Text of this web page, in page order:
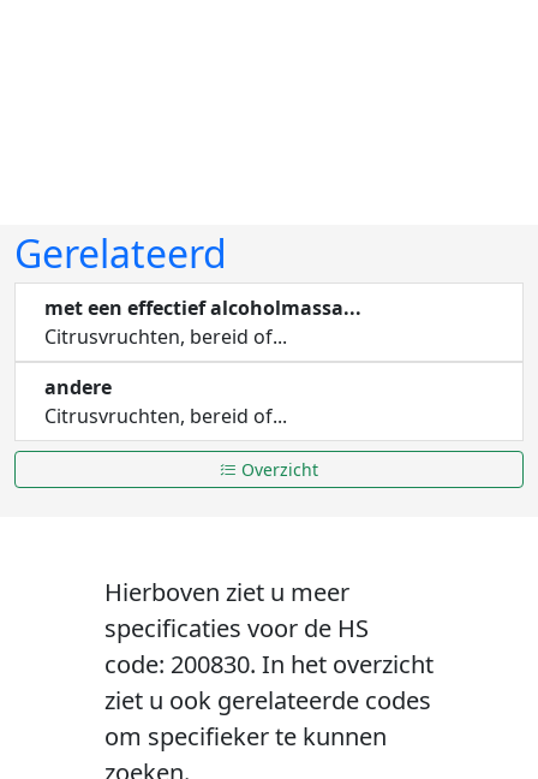
Gerelateerd
met een effectief alcoholmassa...
Citrusvruchten, bereid of...
andere
Citrusvruchten, bereid of...
Overzicht
Hierboven ziet u meer
specificaties voor de HS
code: 200830. In het overzicht
ziet u ook gerelateerde codes
om specifieker te kunnen
zoeken.